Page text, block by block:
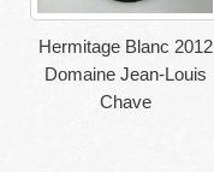
Hermitage Blanc 2012
Domaine Jean-Louis
Chave